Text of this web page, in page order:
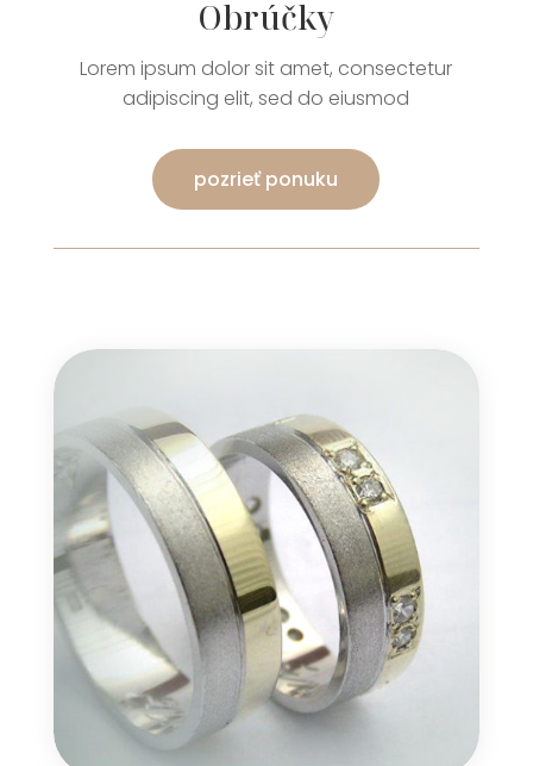
Obrúčky
Lorem ipsum dolor sit amet, consectetur
adipiscing elit, sed do eiusmod
pozrieť ponuku